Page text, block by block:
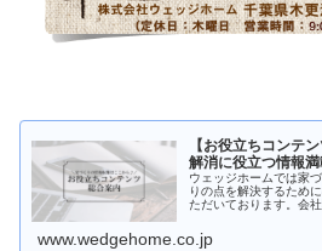
【お役立ちコンテ
解消に役立つ情報
ウェッジホームでは家
りの点を解決するため
ただいております。会
めたけど何からはじめ
www.wedgehome.co.jp